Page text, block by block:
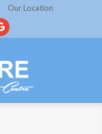
Our Location